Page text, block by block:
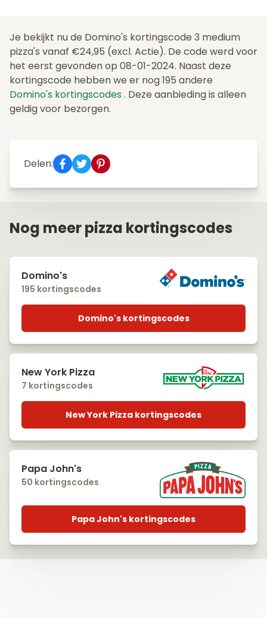
Je bekijkt nu de Domino's kortingscode 3 medium
pizza's vanaf €24,95 (excl. Actie). De code werd voor
het eerst gevonden op 08-01-2024. Naast deze
kortingscode hebben we er nog 195 andere
Domino's kortingscodes . Deze aanbieding is alleen
geldig voor bezorgen.
Delen:
Nog meer pizza kortingscodes
Domino's
195 kortingscodes
Domino's kortingscodes
New York Pizza
7 kortingscodes
New York Pizza kortingscodes
Papa John's
50 kortingscodes
Papa John's kortingscodes